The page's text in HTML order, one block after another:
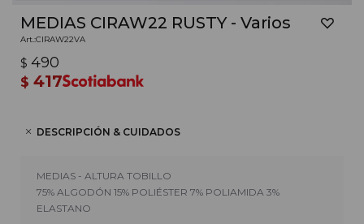
MEDIAS CIRAW22 RUSTY - Varios
CIRAW22VA
$ 490
$ 417
DESCRIPCIÓN & CUIDADOS
MEDIAS - ALTURA TOBILLO
75% ALGODÓN 15% POLIÉSTER 7% POLIAMIDA 3%
ELASTANO